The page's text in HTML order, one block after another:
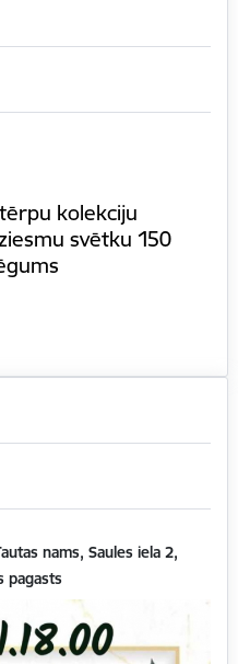
kolekciju
svētku 150
nams, Saules iela 2,
pagasts